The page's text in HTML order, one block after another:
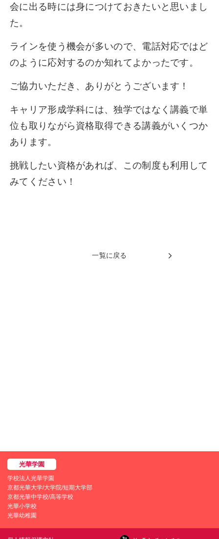
会に出る時には身につけておきたいと思いまし
た。
ラインを使う機会が多いので、電話対応ではど
のように応対するのか知れてよかったです。
ご協力いただき、ありがとうございます！
キャリア形成学科には、独学ではなく講義で単
位も取りながら資格取得できる講義がいくつか
あります。
挑戦したい資格があれば、この制度も利用して
みてください！
一覧に戻る
学校法人光華学園
京都光華大学/大学院/短期大学部
京都光華中学校/高等学校
光華小学校
光華幼稚園